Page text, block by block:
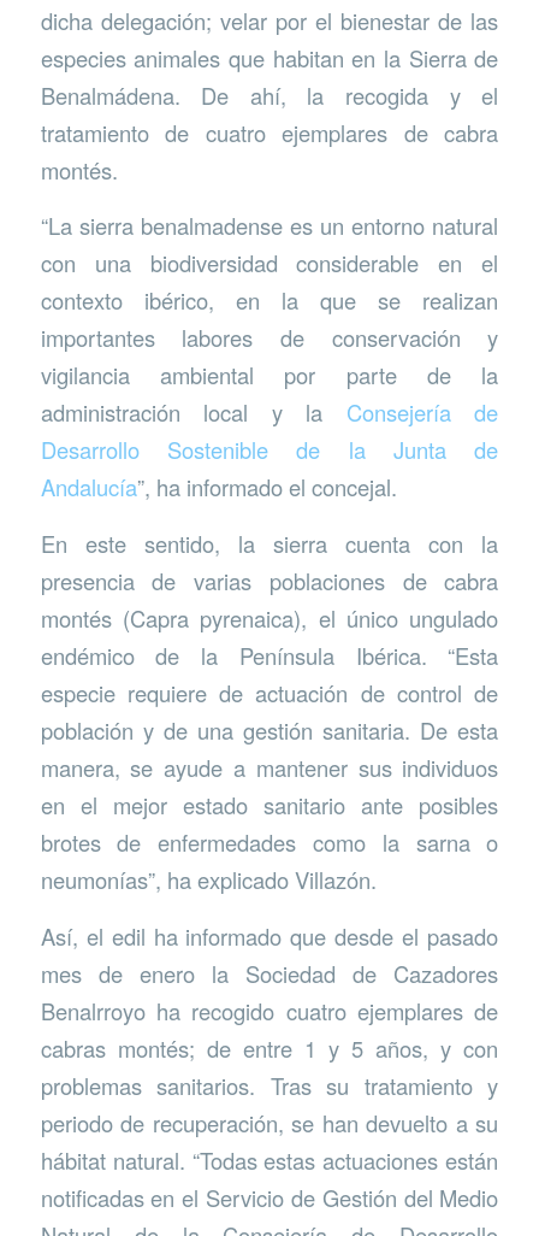
dicha delegación; velar por el bienestar de las
especies animales que habitan en la Sierra de
Benalmádena. De ahí, la recogida y el
tratamiento de cuatro ejemplares de cabra
montés.
“La sierra benalmadense es un entorno natural
con una biodiversidad considerable en el
contexto ibérico, en la que se realizan
importantes labores de conservación y
vigilancia ambiental por parte de la
administración local y la Consejería de
Desarrollo Sostenible de la Junta de
Andalucía”, ha informado el concejal.
En este sentido, la sierra cuenta con la
presencia de varias poblaciones de cabra
montés (Capra pyrenaica), el único ungulado
endémico de la Península Ibérica. “Esta
especie requiere de actuación de control de
población y de una gestión sanitaria. De esta
manera, se ayude a mantener sus individuos
en el mejor estado sanitario ante posibles
brotes de enfermedades como la sarna o
neumonías”, ha explicado Villazón.
Así, el edil ha informado que desde el pasado
mes de enero la Sociedad de Cazadores
Benalrroyo ha recogido cuatro ejemplares de
cabras montés; de entre 1 y 5 años, y con
problemas sanitarios. Tras su tratamiento y
periodo de recuperación, se han devuelto a su
hábitat natural. “Todas estas actuaciones están
notificadas en el Servicio de Gestión del Medio